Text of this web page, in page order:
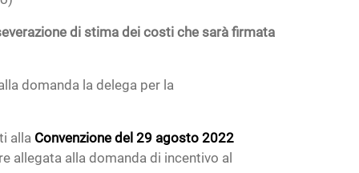
di stima dei costi che sarà firmata
domanda la delega per la
alla Convenzione del 29 agosto 2022
allegata alla domanda di incentivo al